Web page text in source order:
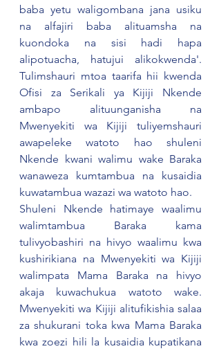
baba yetu waligombana jana usiku
na alfajiri baba alituamsha na
kuondoka na sisi hadi hapa
alipotuacha, hatujui alikokwenda'.
Tulimshauri mtoa taarifa hii kwenda
Ofisi za Serikali ya Kijiji Nkende
ambapo alituunganisha na
Mwenyekiti wa Kijiji tuliyemshauri
awapeleke watoto hao shuleni
Nkende kwani walimu wake Baraka
wanaweza kumtambua na kusaidia
kuwatambua wazazi wa watoto hao.
Shuleni Nkende hatimaye waalimu
walimtambua Baraka kama
tulivyobashiri na hivyo waalimu kwa
kushirikiana na Mwenyekiti wa Kijiji
walimpata Mama Baraka na hivyo
akaja kuwachukua watoto wake.
Mwenyekiti wa Kijiji alitufikishia salaa
za shukurani toka kwa Mama Baraka
kwa zoezi hili la kusaidia kupatikana